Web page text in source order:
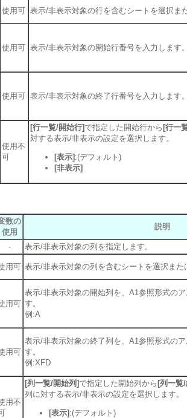
使用可 表示/非表示対象の行を含むシートを選択ま
使用可 表示/非表示対象の開始行番号を入力します
使用可 表示/非表示対象の終了行番号を入力します
使用不
可
[行一覧/開始行] で指定した開始行から [行一
対する表示/非表示の設定を選択します。
[表示] :(デフォルト)
[非表示]
数の
使用
説明
-
表示/非表示対象の列を指定します。
用可 表示/非表示対象の列を含むシートを選択また
用可
表示/非表示対象の開始列を、A1参照形式の
す。
例:A
用可
表示/非表示対象の終了列を、A1参照形式の
す。
例:XFD
用不
[列一覧/開始列] で指定した開始列から [列一覧
列に対する表示/非表示の設定を選択します。
[表示] :(デフォルト)